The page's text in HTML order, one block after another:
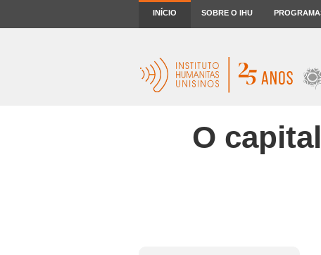
INÍCIO SOBRE O IHU
O